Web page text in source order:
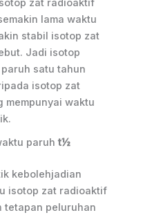
zat radioaktif
lama waktu
stabil isotop zat
Jadi isotop
satu tahun
isotop zat
mempunyai waktu
paruh t½
kebolehjadian
isotop zat radioaktif
tetapan peluruhan